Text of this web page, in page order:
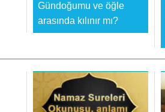
Gündoğumu ve öğle
arasında kılınır mı?